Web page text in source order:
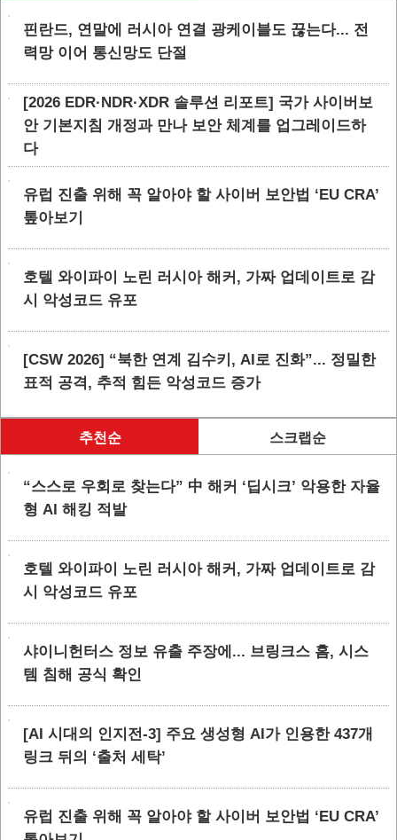
핀란드, 연말에 러시아 연결 광케이블도 끊는다... 전
력망 이어 통신망도 단절
[2026 EDR·NDR·XDR 솔루션 리포트] 국가 사이버보
안 기본지침 개정과 만나 보안 체계를 업그레이드하
다
유럽 진출 위해 꼭 알아야 할 사이버 보안법 ‘EU CRA’
톺아보기
호텔 와이파이 노린 러시아 해커, 가짜 업데이트로 감
시 악성코드 유포
[CSW 2026] “북한 연계 김수키, AI로 진화”... 정밀한
표적 공격, 추적 힘든 악성코드 증가
추천순 스크랩순
“스스로 우회로 찾는다” 中 해커 ‘딥시크’ 악용한 자율
형 AI 해킹 적발
호텔 와이파이 노린 러시아 해커, 가짜 업데이트로 감
시 악성코드 유포
샤이니헌터스 정보 유출 주장에... 브링크스 홈, 시스
템 침해 공식 확인
[AI 시대의 인지전-3] 주요 생성형 AI가 인용한 437개
링크 뒤의 ‘출처 세탁’
유럽 진출 위해 꼭 알아야 할 사이버 보안법 ‘EU CRA’